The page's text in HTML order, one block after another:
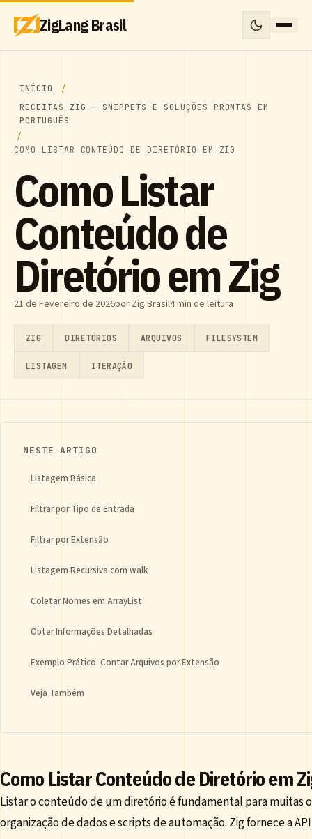
ZigLang Brasil
INÍCIO
RECEITAS ZIG — SNIPPETS E SOLUÇÕES PRONTAS EM
PORTUGUÊS
COMO LISTAR CONTEÚDO DE DIRETÓRIO EM ZIG
Como Listar
Conteúdo de
Diretório em Zig
21 de Fevereiro de 2026por Zig Brasil4 min de leitura
ZIG DIRETÓRIOS ARQUIVOS FILESYSTEM
LISTAGEM ITERAÇÃO
NESTE ARTIGO
Listagem Básica
Filtrar por Tipo de Entrada
Filtrar por Extensão
Listagem Recursiva com walk
Coletar Nomes em ArrayList
Obter Informações Detalhadas
Exemplo Prático: Contar Arquivos por Extensão
Veja Também
Como Listar Conteúdo de Diretório em
Listar o conteúdo de um diretório é fundamental para muitas
organização de dados e scripts de automação. Zig fornece a